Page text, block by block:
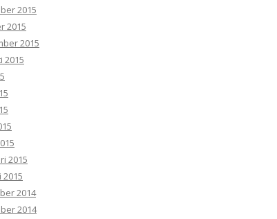
2015
2015
2015
2015
2015
2014
2014